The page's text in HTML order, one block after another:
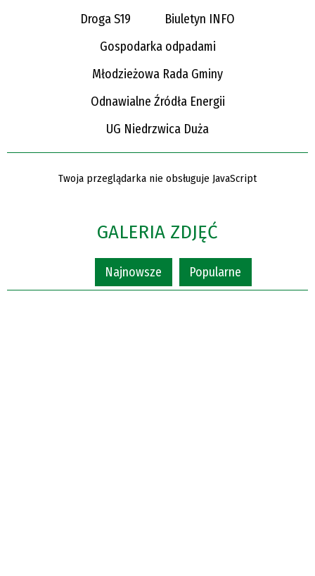
Droga S19
Biuletyn INFO
Gospodarka odpadami
Młodzieżowa Rada Gminy
Odnawialne Źródła Energii
UG Niedrzwica Duża
Twoja przeglądarka nie obsługuje JavaScript
GALERIA ZDJĘĆ
Najnowsze Popularne